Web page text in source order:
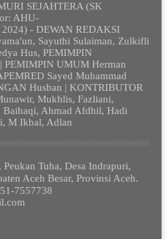
SEJAHTERA (SK
AHU-
- DEWAN REDAKSI
Sayuthi Sulaiman, Zulkifli
Hus, PEMIMPIN
PEMIMPIN UMUM Herman
Sayed Muhammad
Husban | KONTRIBUTOR
Mukhlis, Fazliani,
Ahmad Afdhil, Hadi
M Ikbal, Adlan
Tuha, Desa Indrapuri,
Aceh Besar, Provinsi Aceh.
7557738